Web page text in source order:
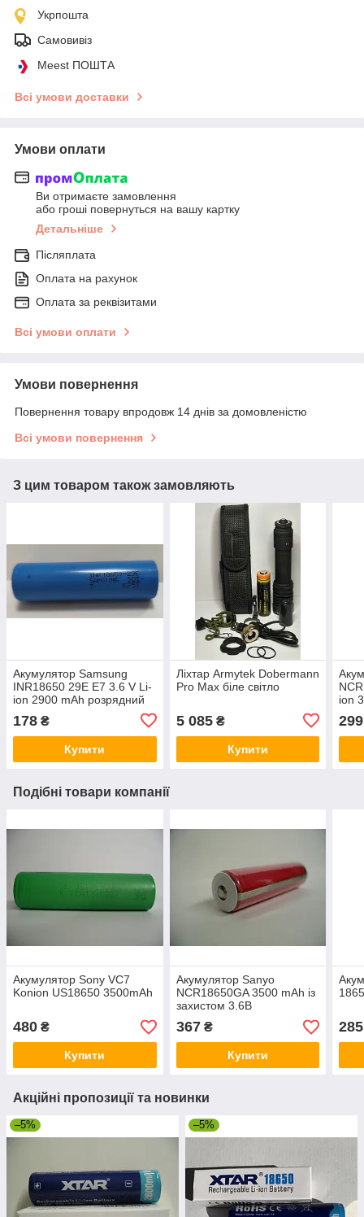
Укрпошта
Самовивіз
Meest ПОШТА
Всі умови доставки
Умови оплати
Ви отримаєте замовлення
або гроші повернуться на вашу картку
Детальніше
Післяплата
Оплата на рахунок
Оплата за реквізитами
Всі умови оплати
Умови повернення
Повернення товару впродовж 14 днів за домовленістю
Всі умови повернення
З цим товаром також замовляють
Акумулятор Samsung
INR18650 29E E7 3.6 V Li-
ion 2900 mAh розрядний
178 ₴
Купити
Ліхтар Armytek Dobermann
Pro Max біле світло
5 085₴
Купити
ion
299
Подібні товари компанії
Акумулятор Sony VC7
Konion US18650 3500mAh
480 ₴
Купити
Акумулятор Sanyo
NCR18650GA 3500 mAh із
захистом 3.6В
367₴
Купити
285
Акційні пропозиції та новинки
–5% –5%